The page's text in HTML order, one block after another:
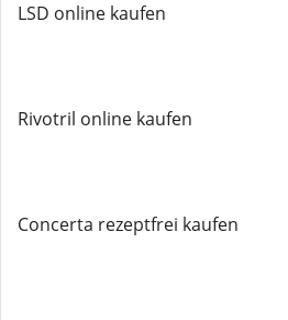
LSD online kaufen
Rivotril online kaufen
Concerta rezeptfrei kaufen